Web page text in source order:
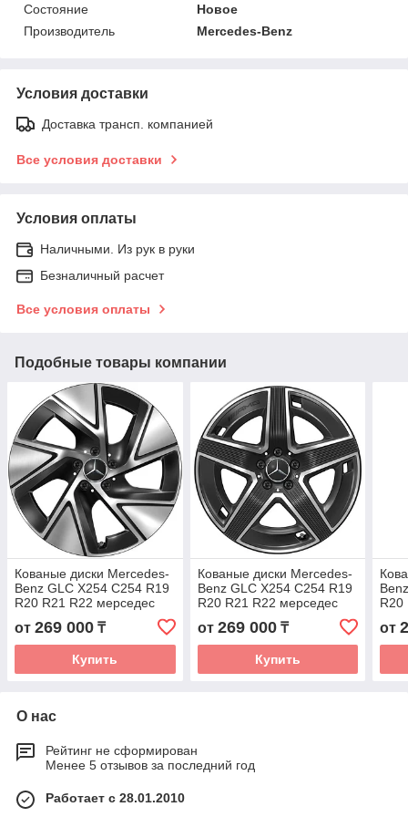
Состояние
Новое
Производитель
Mercedes-Benz
Условия доставки
Доставка трансп. компанией
Все условия доставки
Условия оплаты
Наличными. Из рук в руки
Безналичный расчет
Все условия оплаты
Подобные товары компании
Кованые диски Mercedes-
Benz GLC X254 C254 R19
R20 R21 R22 мерседес
колеса ковка диск
от 269 000 ₸
Купить
Кованые диски Mercedes-
Benz GLC X254 C254 R19
R20 R21 R22 мерседес
колеса ковка диск
от 269 000₸
Купить
R20
от
О нас
Рейтинг не сформирован
Менее 5 отзывов за последний год
Работает с 28.01.2010